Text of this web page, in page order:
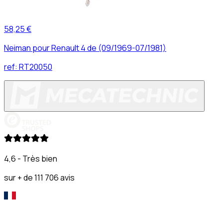
58,25 €
Neiman pour Renault 4 de (09/1969-07/1981)
ref: RT20050
4,6 - Très bien
sur + de 111 706 avis